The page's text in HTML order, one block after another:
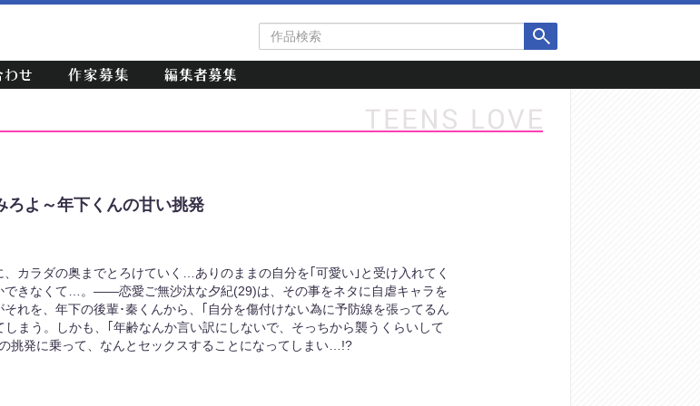
品
ろよ～年下くんの甘い挑発
カラダの奥までとろけていく…ありのままの自分を｢可愛い｣と受け入れてく
できなくて…。――恋愛ご無沙汰な夕紀(29)は、その事をネタに自虐キャラを
れを、年下の後輩･秦くんから、｢自分を傷付けない為に予防線を張ってるん
しまう。しかも、｢年齢なんか言い訳にしないで、そっちから襲うくらいして
挑発に乗って、なんとセックスすることになってしまい…!?